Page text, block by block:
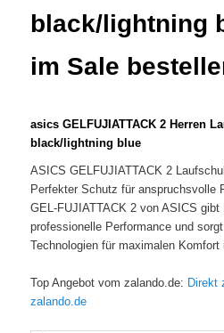
black/lightning
im Sale
asics GELFUJIATTACK 2 Herren
black/lightning blue
ASICS GELFUJIATTACK 2
Perfekter Schutz für anspruchsvolle
GEL-FUJIATTACK 2 von ASICS gibt
professionelle Performance und
Technologien für maximalen
Top Angebot vom zalando.de: Direkt
zalando.de